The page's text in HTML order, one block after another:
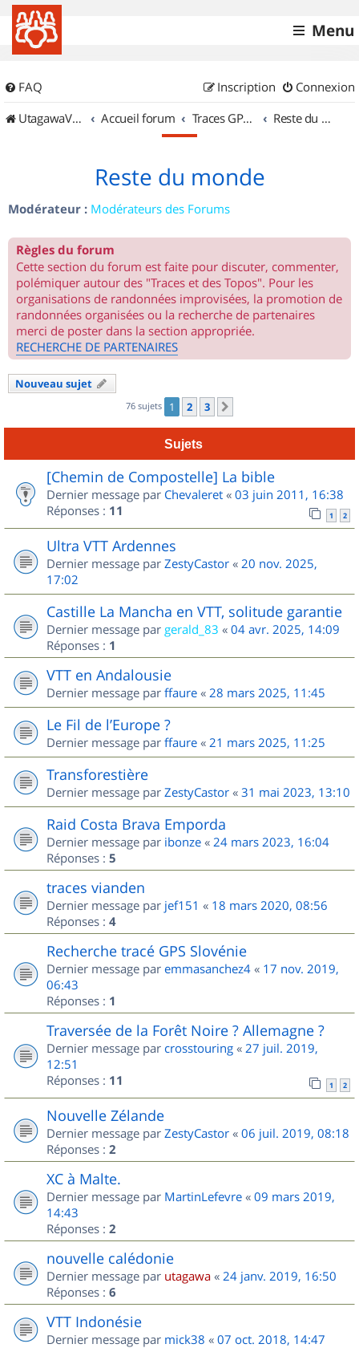
Menu
FAQ Connexion
Inscription
UtagawaVTT (Randos VTT et VTTAE avec traces GPS)
Accueil forum Traces GPS de randos VTT Reste du monde
Reste du monde
Modérateur : Modérateurs des Forums
Règles du forum
Cette section du forum est faite pour discuter, commenter,
polémiquer autour des "Traces et des Topos". Pour les
organisations de randonnées improvisées, la promotion de
randonnées organisées ou la recherche de partenaires
merci de poster dans la section appropriée.
RECHERCHE DE PARTENAIRES
Nouveau sujet
76 sujets 1 2 3
Sujets
[Chemin de Compostelle] La bible
Dernier message par Chevaleret « 03 juin 2011, 16:38
Réponses : 11 1 2
Ultra VTT Ardennes
Dernier message par ZestyCastor « 20 nov. 2025,
17:02
Castille La Mancha en VTT, solitude garantie
Dernier message par gerald_83 « 04 avr. 2025, 14:09
Réponses : 1
VTT en Andalousie
Dernier message par ffaure « 28 mars 2025, 11:45
Le Fil de l’Europe ?
Dernier message par ffaure « 21 mars 2025, 11:25
Transforestière
Dernier message par ZestyCastor « 31 mai 2023, 13:10
Raid Costa Brava Emporda
Dernier message par ibonze « 24 mars 2023, 16:04
Réponses : 5
traces vianden
Dernier message par jef151 « 18 mars 2020, 08:56
Réponses : 4
Recherche tracé GPS Slovénie
Dernier message par emmasanchez4 « 17 nov. 2019,
06:43
Réponses : 1
Traversée de la Forêt Noire ? Allemagne ?
Dernier message par crosstouring « 27 juil. 2019,
12:51
Réponses : 11 1 2
Nouvelle Zélande
Dernier message par ZestyCastor « 06 juil. 2019, 08:18
Réponses : 2
XC à Malte.
Dernier message par MartinLefevre « 09 mars 2019,
14:43
Réponses : 2
nouvelle calédonie
Dernier message par utagawa « 24 janv. 2019, 16:50
Réponses : 6
VTT Indonésie
Dernier message par mick38 « 07 oct. 2018, 14:47